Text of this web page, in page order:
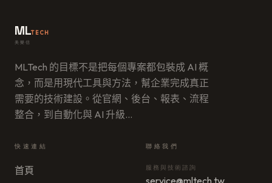
MLTECH
美樂信
MLTech 的目標不是把每個專案都包裝成 AI 概
念，而是用現代工具與方法，幫企業完成真正
需要的技術建設。從官網、後台、報表、流程
整合，到自動化與 AI 升級…
快速連結
首頁
聯絡我們
服務與技術諮詢
service@mltech.tw